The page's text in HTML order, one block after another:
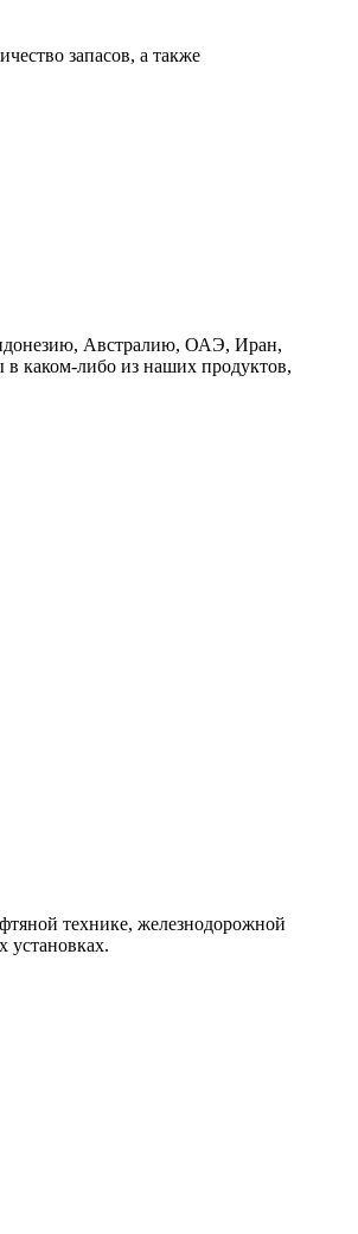
запасов, а также
Австралию, ОАЭ, Иран,
либо из наших продуктов,
технике, железнодорожной
установках.